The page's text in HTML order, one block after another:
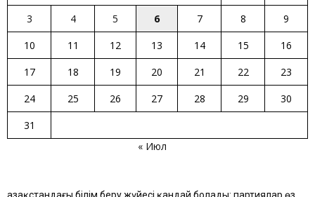
3
4 5 6 7 8
9
10
11 12 13 14 15
16
17
18 19 20 21 22
23
24
25 26 27 28 29
30
31
« Июл